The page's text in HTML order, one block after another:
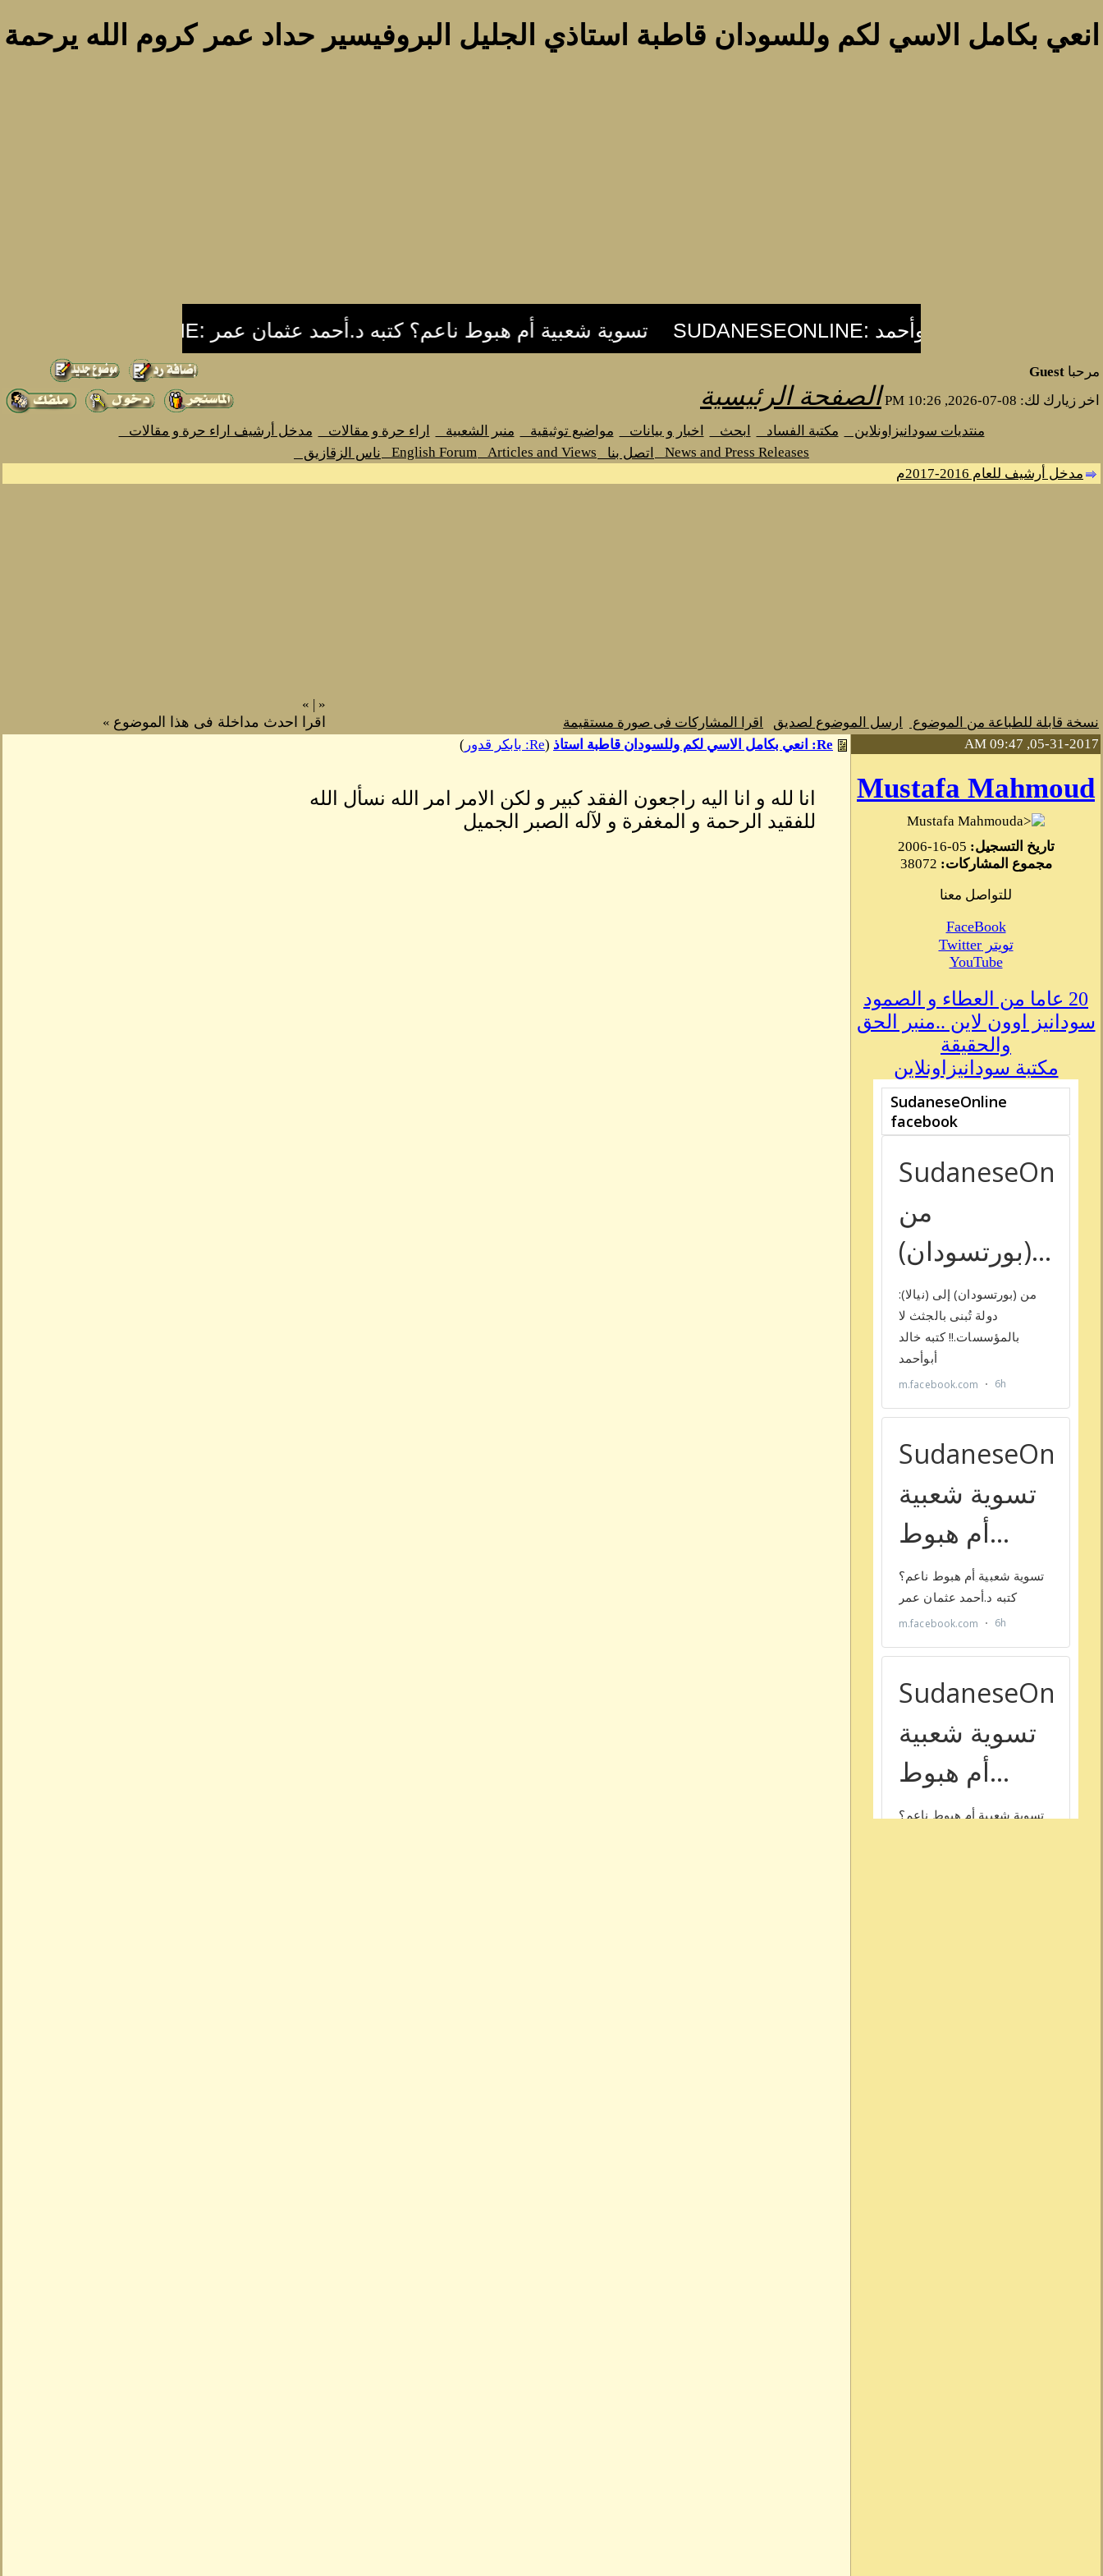
انعي بكامل الاسي لكم وللسودان قاطبة استاذي الجليل البروفيسير حداد عمر كروم الله يرحمة
مرحبا Guest
اخر زيارك لك: 08-07-2026, 10:26 PM
الصفحة الرئيسية
منتديات سودانيزاونلاين مكتبة الفساد ابحث اخبار و بيانات مواضيع توثيقية منبر الشعبية اراء حرة و مقالات
مدخل أرشيف اراء حرة و مقالات
News and Press Releases
اتصل بنا Articles and Views
English Forum
ناس الزقازيق
مدخل أرشيف للعام 2016-2017م
نسخة قابلة للطباعة من الموضوع ارسل الموضوع لصديق اقرا المشاركات فى صورة مستقيمة
«
|
»
اقرا احدث مداخلة فى هذا الموضوع »
05-31-2017, 09:47 AM
Mustafa Mahmoud
Mustafa Mahmoud
تاريخ التسجيل:
مجموع المشاركات:
للتواصل معنا
FaceBook
تويتر Twitter
YouTube
20 عاما من العطاء و الصمود
سودانيز اوون لاين ..منبر الحق
والحقيقة
مكتبة سودانيزاونلاين
Re: انعي بكامل الاسي لكم وللسودان قاطبة استاذ (Re: بابكر قدور )
انا لله و انا اليه راجعون الفقد كبير و لكن الامر امر الله نسأل الله
للفقيد الرحمة و المغفرة و لآله الصبر الجميل